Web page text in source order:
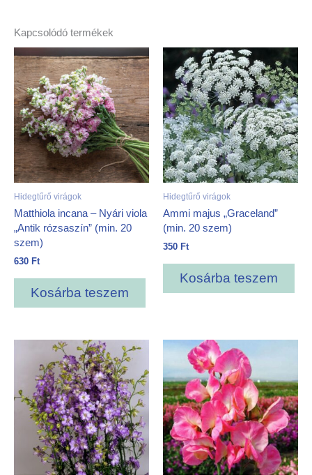
Kapcsolódó termékek
Hidegtűrő virágok
Matthiola incana – Nyári viola
„Antik rózsaszín” (min. 20
szem)
630 Ft
Kosárba teszem
Hidegtűrő virágok
Ammi majus „Graceland”
(min. 20 szem)
350 Ft
Kosárba teszem